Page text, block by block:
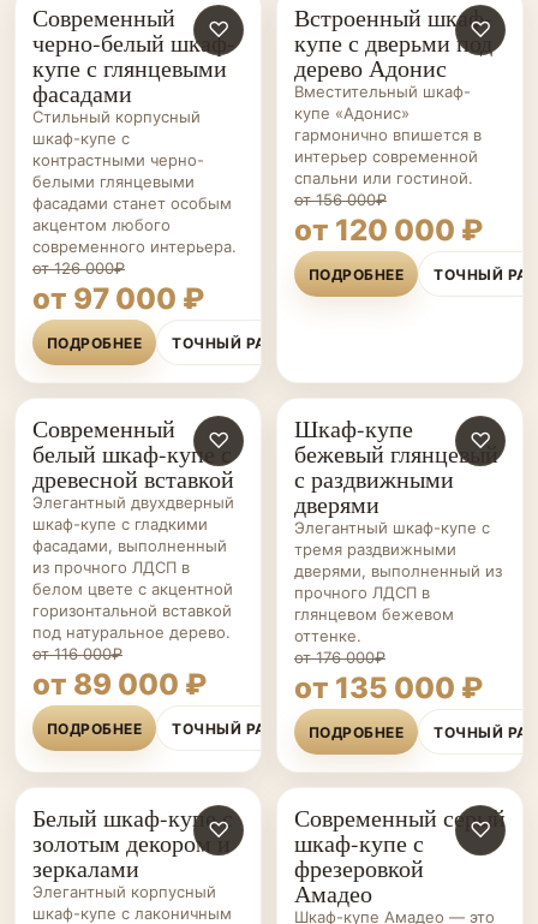
ШКАФЫ-
КУПЕ НА ЗАКАЗ
♡
Современный
черно-белый шкаф-
купе с глянцевыми
фасадами
Стильный корпусный
шкаф-купе с
контрастными черно-
белыми глянцевыми
фасадами станет особым
акцентом любого
современного интерьера.
от 126 000₽
от 97 000 ₽
ПОДРОБНЕЕ ТОЧНЫЙ РАСЧЁТ
ШКАФЫ-
КУПЕ НА ЗАКАЗ
♡
Встроенный шкаф-
купе с дверьми под
дерево Адонис
Вместительный шкаф-
купе «Адонис»
гармонично впишется в
интерьер современной
спальни или гостиной.
от 156 000₽
от 120 000 ₽
ПОДРОБНЕЕ ТОЧНЫЙ
ШКАФЫ-
КУПЕ НА ЗАКАЗ
♡
Современный
белый шкаф-купе с
древесной вставкой
Элегантный двухдверный
шкаф-купе с гладкими
фасадами, выполненный
из прочного ЛДСП в
белом цвете с акцентной
горизонтальной вставкой
под натуральное дерево.
от 116 000₽
от 89 000 ₽
ПОДРОБНЕЕ ТОЧНЫЙ РАСЧЁТ
ШКАФЫ-
КУПЕ НА ЗАКАЗ
♡
Шкаф-купе
бежевый глянцевый
с раздвижными
дверями
Элегантный шкаф-купе с
тремя раздвижными
дверями, выполненный из
прочного ЛДСП в
глянцевом бежевом
оттенке.
от 176 000₽
от 135 000 ₽
ПОДРОБНЕЕ ТОЧНЫЙ
ШКАФЫ-
КУПЕ НА ЗАКАЗ
♡
Белый шкаф-купе с
золотым декором и
зеркалами
Элегантный корпусный
шкаф-купе с лаконичным
ШКАФЫ-
КУПЕ НА ЗАКАЗ
♡
Современный серый
шкаф-купе с
фрезеровкой
Амадео
Шкаф-купе Амадео — это